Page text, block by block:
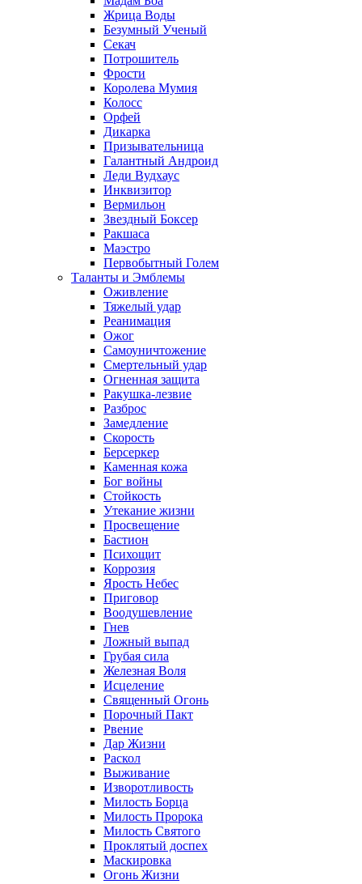
Жрица Воды
Безумный Ученый
Секач
Потрошитель
Фрости
Королева Мумия
Колосс
Орфей
Дикарка
Призывательница
Галантный Андроид
Леди Вудхаус
Инквизитор
Вермильон
Звездный Боксер
Ракшаса
Маэстро
Первобытный Голем
Таланты и Эмблемы
Оживление
Тяжелый удар
Реанимация
Ожог
Самоуничтожение
Смертельный удар
Огненная защита
Ракушка-лезвие
Разброс
Замедление
Скорость
Берсеркер
Каменная кожа
Бог войны
Стойкость
Утекание жизни
Просвещение
Бастион
Психощит
Коррозия
Ярость Небес
Приговор
Воодушевление
Гнев
Ложный выпад
Грубая сила
Железная Воля
Исцеление
Священный Огонь
Порочный Пакт
Рвение
Дар Жизни
Раскол
Выживание
Изворотливость
Милость Борца
Милость Пророка
Милость Святого
Проклятый доспех
Маскировка
Огонь Жизни